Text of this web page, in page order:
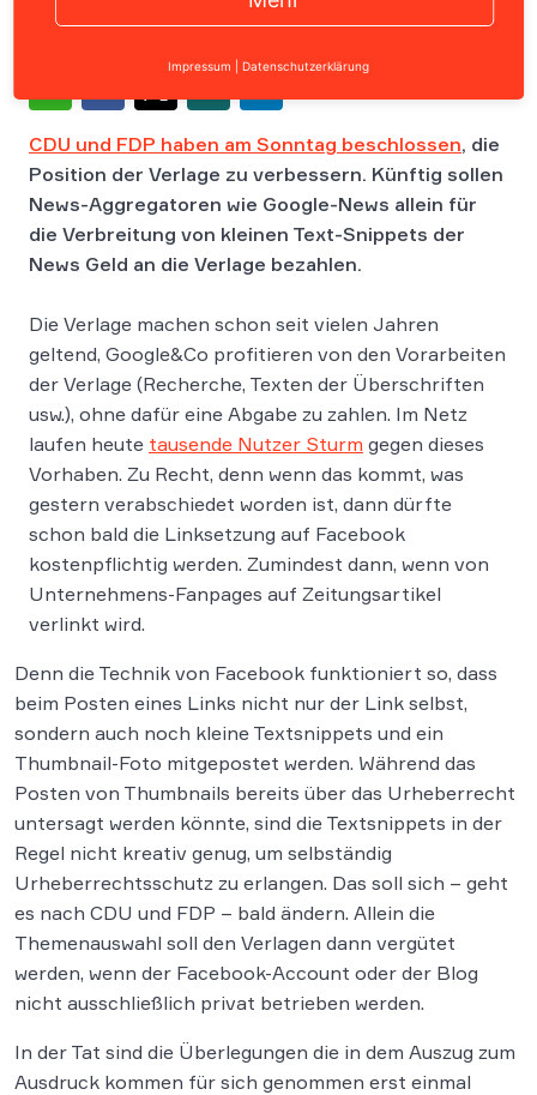
CDU und FDP haben am Sonntag beschlossen, die
Position der Verlage zu verbessern. Künftig sollen
News-Aggregatoren wie Google-News allein für
die Verbreitung von kleinen Text-Snippets der
News Geld an die Verlage bezahlen.
Die Verlage machen schon seit vielen Jahren
geltend, Google&Co profitieren von den Vorarbeiten
der Verlage (Recherche, Texten der Überschriften
usw.), ohne dafür eine Abgabe zu zahlen. Im Netz
laufen heute tausende Nutzer Sturm gegen dieses
Vorhaben. Zu Recht, denn wenn das kommt, was
gestern verabschiedet worden ist, dann dürfte
schon bald die Linksetzung auf Facebook
kostenpflichtig werden. Zumindest dann, wenn von
Unternehmens-Fanpages auf Zeitungsartikel
verlinkt wird.
Denn die Technik von Facebook funktioniert so, dass
beim Posten eines Links nicht nur der Link selbst,
sondern auch noch kleine Textsnippets und ein
Thumbnail-Foto mitgepostet werden. Während das
Posten von Thumbnails bereits über das Urheberrecht
untersagt werden könnte, sind die Textsnippets in der
Regel nicht kreativ genug, um selbständig
Urheberrechtsschutz zu erlangen. Das soll sich – geht
es nach CDU und FDP – bald ändern. Allein die
Themenauswahl soll den Verlagen dann vergütet
werden, wenn der Facebook-Account oder der Blog
nicht ausschließlich privat betrieben werden.
In der Tat sind die Überlegungen die in dem Auszug zum
Ausdruck kommen für sich genommen erst einmal
Impressum Datenschutzerklärung